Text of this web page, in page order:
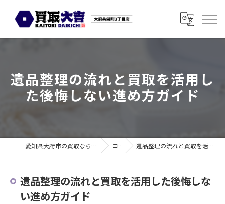
遺品整理の流れと買取を活用し
た後悔しない進め方ガイド
愛知県大府市の買取なら買取大吉 大府共栄町3丁目店 コラム 遺品整理の流れと買取を活用した後悔しない進め方ガイド
遺品整理の流れと買取を活用した後悔しな
い進め方ガイド